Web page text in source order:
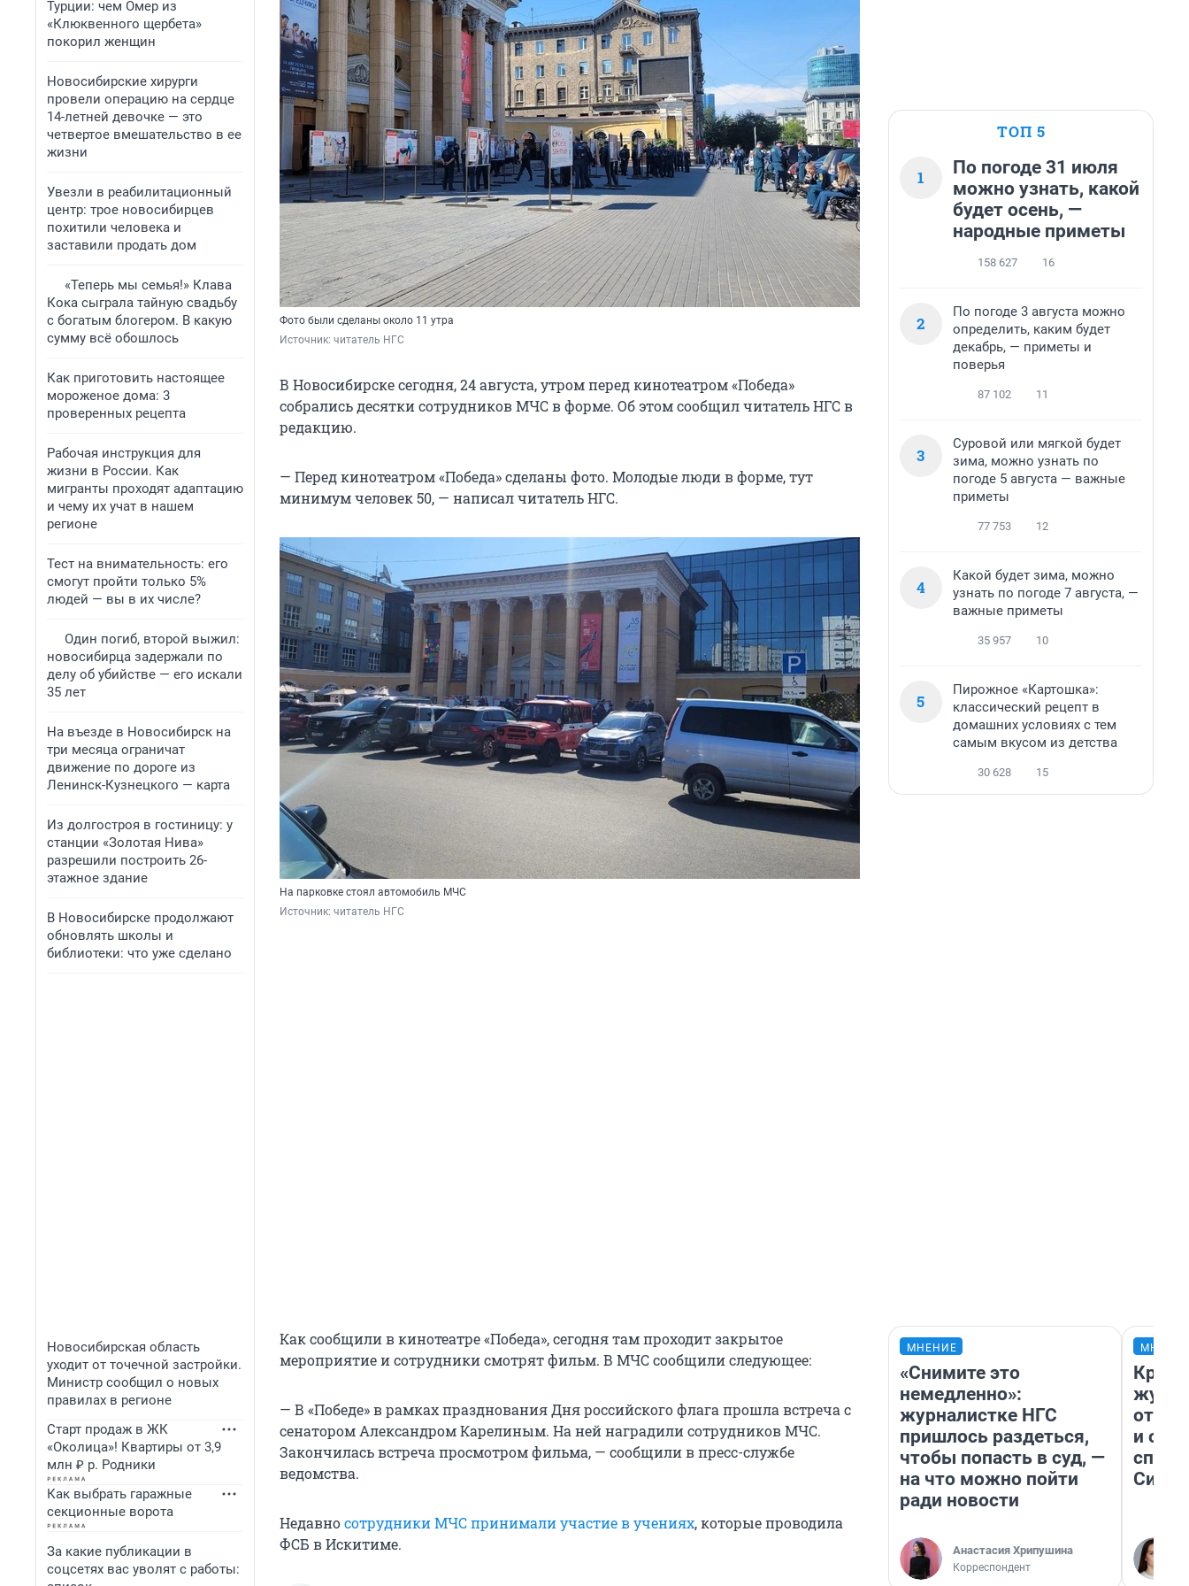
Турции: чем Омер из
«Клюквенного щербета»
покорил женщин
Новосибирские хирурги
провели операцию на сердце
14-летней девочке — это
четвертое вмешательство в ее
жизни
Увезли в реабилитационный
центр: трое новосибирцев
похитили человека и
заставили продать дом
«Теперь мы семья!» Клава
Кока сыграла тайную свадьбу
с богатым блогером. В какую
сумму всё обошлось
Как приготовить настоящее
мороженое дома: 3
проверенных рецепта
Рабочая инструкция для
жизни в России. Как
мигранты проходят адаптацию
и чему их учат в нашем
регионе
Тест на внимательность: его
смогут пройти только 5%
людей — вы в их числе?
Один погиб, второй выжил:
новосибирца задержали по
делу об убийстве — его искали
35 лет
На въезде в Новосибирск на
три месяца ограничат
движение по дороге из
Ленинск-Кузнецкого — карта
Из долгостроя в гостиницу: у
станции «Золотая Нива»
разрешили построить 26-
этажное здание
В Новосибирске продолжают
обновлять школы и
библиотеки: что уже сделано
Новосибирская область
уходит от точечной застройки.
Министр сообщил о новых
правилах в регионе
Старт продаж в ЖК
«Околица»! Квартиры от 3,9
млн ₽ р. Родники
Как выбрать гаражные
секционные ворота
За какие публикации в
соцсетях вас уволят с работы:
Фото были сделаны около 11 утра
Источник: читатель НГС
В Новосибирске сегодня, 24 августа, утром перед кинотеатром «Победа»
собрались десятки сотрудников МЧС в форме. Об этом сообщил читатель НГС в
редакцию.
— Перед кинотеатром «Победа» сделаны фото. Молодые люди в форме, тут
минимум человек 50, — написал читатель НГС.
На парковке стоял автомобиль МЧС
Источник: читатель НГС
Как сообщили в кинотеатре «Победа», сегодня там проходит закрытое
мероприятие и сотрудники смотрят фильм. В МЧС сообщили следующее:
— В «Победе» в рамках празднования Дня российского флага прошла встреча с
сенатором Александром Карелиным. На ней наградили сотрудников МЧС.
Закончилась встреча просмотром фильма, — сообщили в пресс-службе
ведомства.
Недавносотрудники МЧС принимали участие в учениях, которые проводила
ФСБ в Искитиме.
ТОП 5
1
По погоде 31 июля
можно узнать, какой
будет осень, —
народные приметы
158 627 16
2
По погоде 3 августа можно
определить, каким будет
декабрь, — приметы и
поверья
87 102 11
3
Суровой или мягкой будет
зима, можно узнать по
погоде 5 августа — важные
приметы
77 753 12
4
Какой будет зима, можно
узнать по погоде 7 августа, —
важные приметы
35 957 10
5
Пирожное «Картошка»:
классический рецепт в
домашних условиях с тем
самым вкусом из детства
30 628 15
МНЕНИЕ
«Снимите это
немедленно»:
журналистке НГС
пришлось раздеться,
чтобы попасть в суд, —
на что можно пойти
ради новости
Анастасия Хрипушина
Корреспондент
и